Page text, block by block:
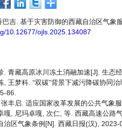
巴吉. 基于灾害防御的西藏自治区气象
10.12677/ojls.2025.134087
. 青藏高原冰川冻土消融加速[J]. 生态
, 王梦科. “双碳”背景下减污降碳协
86.
丰启. 适应国家改革发展的公共气象
嘎, 尼玛卓嘎, 次仁, 等. 西藏高速公路
治区气象条例[N]. 西藏日报(汉), 2023-